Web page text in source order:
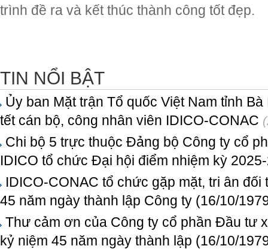
trình đề ra và kết thúc thành công tốt đẹp.
TIN NỔI BẬT
Ủy ban Mặt trận Tổ quốc Việt Nam tỉnh
tết cán bộ, công nhân viên IDICO-CONAC
Chi bộ 5 trực thuộc Đảng bộ Công ty cổ
IDICO tổ chức Đại hội điểm nhiệm kỳ
IDICO-CONAC tổ chức gặp mặt, tri ân
45 năm ngày thành lập Công ty (16/10/
Thư cảm ơn của Công ty cổ phần Đầu tư
kỷ niệm 45 năm ngày thành lập (16/10/